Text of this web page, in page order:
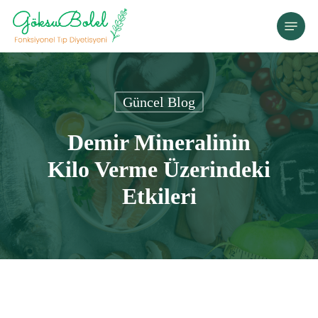
Skip
main
content
Menu
Güncel Blog
Demir Mineralinin
Kilo Verme Üzerindeki
Etkileri